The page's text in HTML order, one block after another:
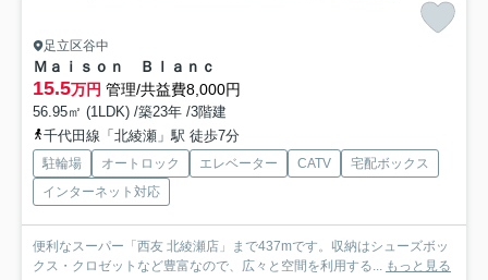
足立区谷中
Ｍａｉｓｏｎ Ｂｌａｎｃ
15.5万円 管理/共益費8,000円
56.95㎡ (1LDK) /築23年 /3階建
千代田線「北綾瀬」駅 徒歩7分
駐輪場 オートロック エレベーター CATV
宅配ボックス
インターネット対応
便利なスーパー「西友 北綾瀬店」まで437mです。収納はシューズボッ
クス・クロゼットなど豊富なので、広々と空間を利用する... もっと見る